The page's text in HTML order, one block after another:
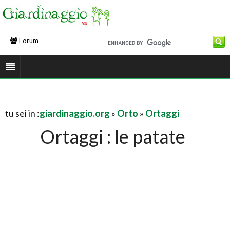
Forum
tu sei in :giardinaggio.org » Orto » Ortaggi
Ortaggi : le patate